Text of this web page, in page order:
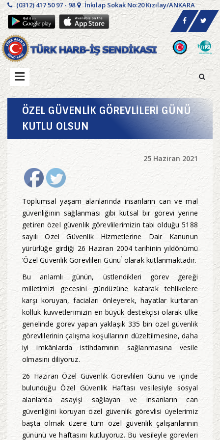
(0312) 417 50 97 - 98 İnkılap Sokak No:20 Kızılay/ANKARA
ÖZEL GÜVENLİK GÖREVLİLERİ GÜNÜ
KUTLU OLSUN
25 Haziran 2021
Toplumsal yaşam alanlarında insanların can ve mal
güvenliğinin sağlanması gibi kutsal bir görevi yerine
getiren özel güvenlik görevlilerimizin tabi olduğu 5188
sayılı Özel Güvenlik Hizmetlerine Dair Kanunun
yürürlüğe girdiği 26 Haziran 2004 tarihinin yıldönümü
‘Özel Güvenlik Görevlileri Günü’ olarak kutlanmaktadır.
Bu anlamlı günün, üstlendikleri görev gereği
milletimizi gecesini gündüzüne katarak tehlikelere
karşı koruyan, faciaları önleyerek, hayatlar kurtaran
kolluk kuvvetlerimizin en büyük destekçisi olarak ülke
genelinde görev yapan yaklaşık 335 bin özel güvenlik
görevlilerinin çalışma koşullarının düzeltilmesine, daha
iyi imkânlarda istihdamının sağlanmasına vesile
olmasını diliyoruz.
26 Haziran Özel Güvenlik Görevlileri Günü ve içinde
bulunduğu Özel Güvenlik Haftası vesilesiyle sosyal
alanlarda asayişi sağlayan ve insanların can
güvenliğini koruyan özel güvenlik görevlisi üyelerimiz
başta olmak üzere tüm özel güvenlik çalışanlarının
gününü ve haftasını kutluyoruz. Bu vesileyle görevleri